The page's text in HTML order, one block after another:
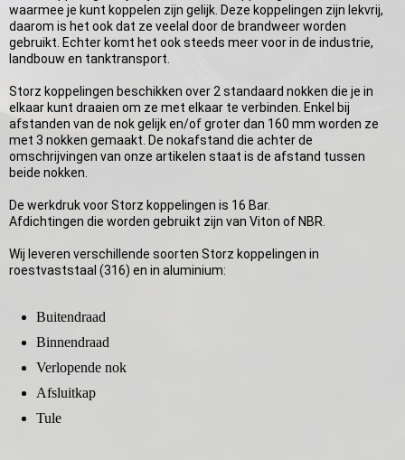
waarmee je kunt koppelen zijn gelijk. Deze koppelingen zijn lekvrij,
daarom is het ook dat ze veelal door de brandweer worden
gebruikt. Echter komt het ook steeds meer voor in de industrie,
landbouw en tanktransport.
Storz koppelingen beschikken over 2 standaard nokken die je in
elkaar kunt draaien om ze met elkaar te verbinden. Enkel bij
afstanden van de nok gelijk en/of groter dan 160 mm worden ze
met 3 nokken gemaakt. De nokafstand die achter de
omschrijvingen van onze artikelen staat is de afstand tussen
beide nokken.
De werkdruk voor Storz koppelingen is 16 Bar.
Afdichtingen die worden gebruikt zijn van Viton of NBR.
Wij leveren verschillende soorten Storz koppelingen in
roestvaststaal (316) en in aluminium:
Buitendraad
Binnendraad
Verlopende nok
Afsluitkap
Tule